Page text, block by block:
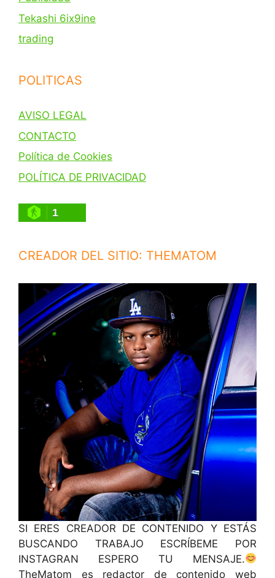
Tekashi 6ix9ine
trading
POLITICAS
AVISO LEGAL
CONTACTO
Política de Cookies
POLÍTICA DE PRIVACIDAD
1
CREADOR DEL SITIO: THEMATOM
SI ERES CREADOR DE CONTENIDO Y ESTÁS
BUSCANDO TRABAJO ESCRÍBEME POR
INSTAGRAN ESPERO TU MENSAJE.
TheMatom es redactor de contenido web